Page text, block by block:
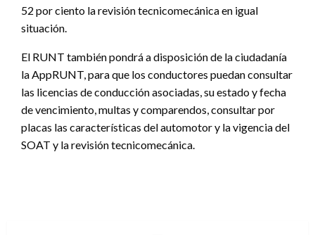
52 por ciento la revisión tecnicomecánica en igual
situación.
El RUNT también pondrá a disposición de la ciudadanía
la AppRUNT, para que los conductores puedan consultar
las licencias de conducción asociadas, su estado y fecha
de vencimiento, multas y comparendos, consultar por
placas las características del automotor y la vigencia del
SOAT y la revisión tecnicomecánica.